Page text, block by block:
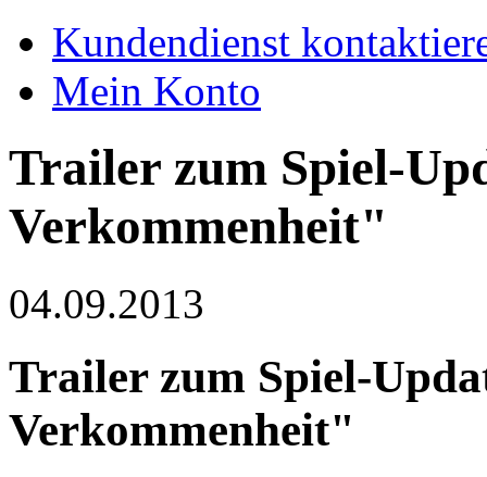
Kundendienst
Mein Konto
Trailer zum Spiel-
Verkommenheit"
04.09.2013
Trailer zum Spiel-
Verkommenheit"